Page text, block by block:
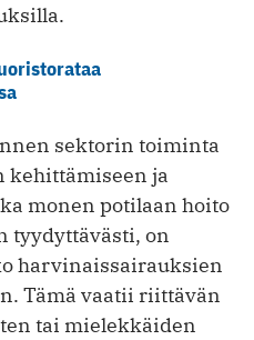
sektorin toiminta
kehittämiseen ja
monen potilaan hoito
tyydyttävästi, on
harvinaissairauksien
Tämä vaatii riittävän
tai mielekkäiden